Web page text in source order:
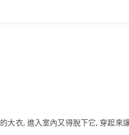
大衣, 進入室內又得脫下它, 穿起來